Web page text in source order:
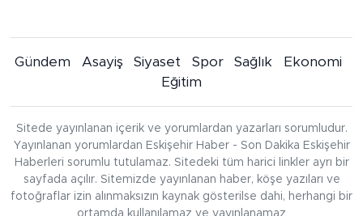
Gündem Asayiş Siyaset Spor Sağlık
Ekonomi
Eğitim
Sitede yayınlanan içerik ve yorumlardan yazarları sorumludur.
Yayınlanan yorumlardan Eskişehir Haber - Son Dakika Eskişehir
Haberleri sorumlu tutulamaz. Sitedeki tüm harici linkler ayrı bir
sayfada açılır. Sitemizde yayınlanan haber, köşe yazıları ve
fotoğraflar izin alınmaksızın kaynak gösterilse dahi, herhangi bir